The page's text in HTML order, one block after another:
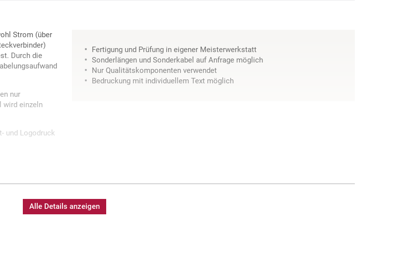
Strom (über
Durch die
nur
wird einzeln
und Logodruck
Fertigung und Prüfung in eigener Meisterwerkstatt
Sonderlängen und Sonderkabel auf Anfrage möglich
Nur Qualitätskomponenten verwendet
Bedruckung mit individuellem Text möglich
Alle Details anzeigen